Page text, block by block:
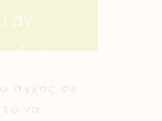
αν
άγχος σε
να